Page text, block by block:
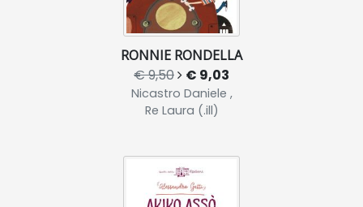
RONNIE RONDELLA
€ 9,50 € 9,03
Nicastro Daniele ,
Re Laura (.ill)